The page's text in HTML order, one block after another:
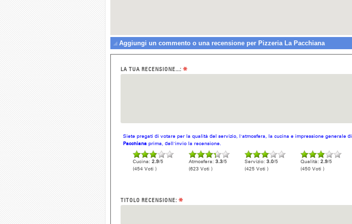
Aggiungi un commento o una recensione per Pizzeria La Pacchiana
LA TUA RECENSIONE...: *
Siete pregati di votare per la qualità del servizio, l'atmosfera, la cucina e impressione generale di
Pacchiana prima, dell'invio la recensione.
Cucina: 2.9/5
(454 Voti )
Atmosfera: 3.3/5
(623 Voti )
Servizio: 3.0/5
(425 Voti )
Qualità: 2.9/5
(450 Voti )
TITOLO RECENSIONE: *